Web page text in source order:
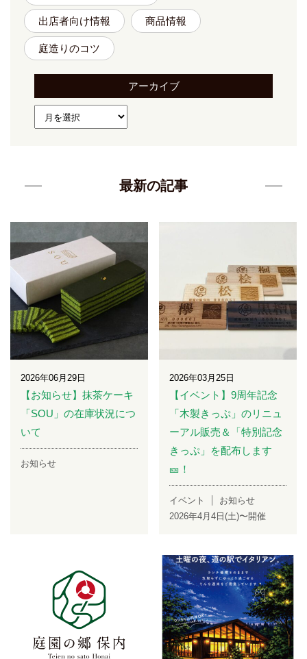
出店者向け情報 商品情報
庭造りのコツ
アーカイブ
最新の記事
2026年06月29日
【お知らせ】抹茶ケーキ
「SOU」の在庫状況につ
いて
お知らせ
2026年03月25日
【イベント】9周年記念
「木製きっぷ」のリニュ
ーアル販売＆「特別記念
きっぷ」を配布します
🎫！
イベント
お知らせ
2026年4月4日(土)〜開催